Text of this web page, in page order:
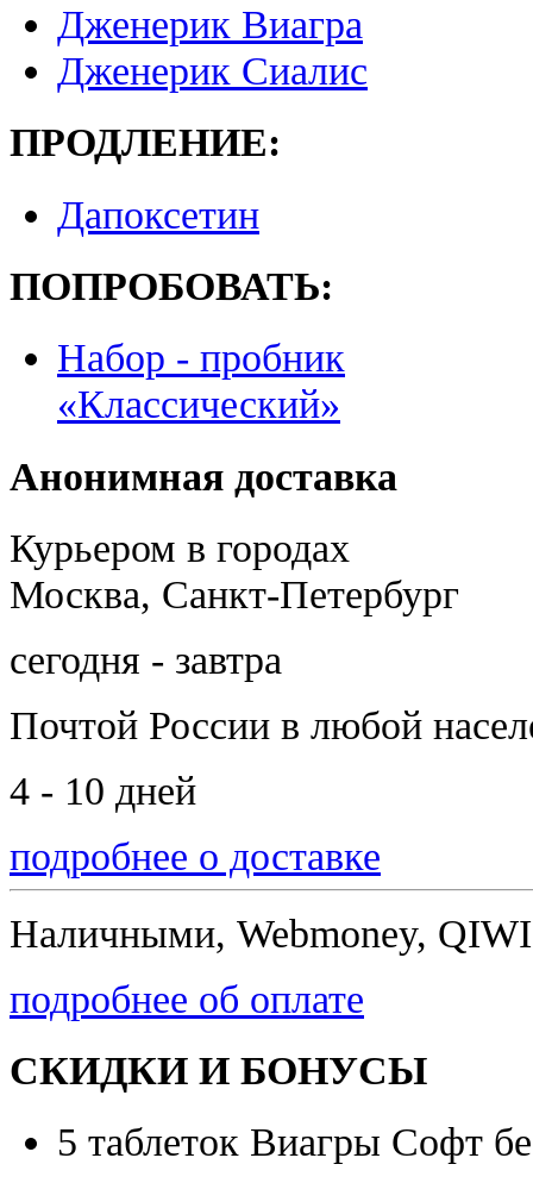
Дженерик Виагра
Дженерик Сиалис
ПРОДЛЕНИЕ:
Дапоксетин
ПОПРОБОВАТЬ:
Набор - пробник
«Классический»
Анонимная доставка
Курьером в городах
Москва, Санкт-Петербург
сегодня - завтра
Почтой России в любой
4 - 10 дней
подробнее о доставке
Наличными, Webmoney,
подробнее об оплате
СКИДКИ И БОНУСЫ
5 таблеток Виагры Софт